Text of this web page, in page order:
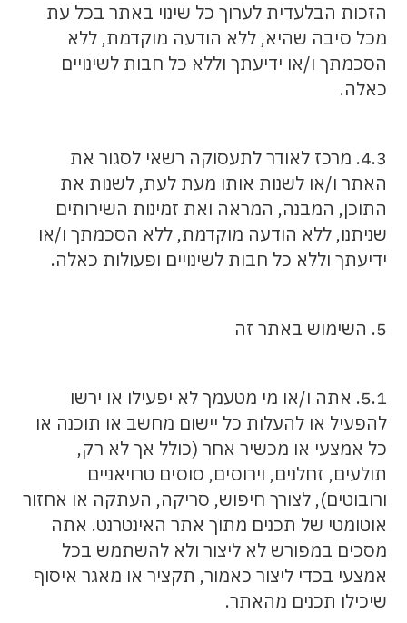
הזכות הבלעדית לערוך כל שינוי באתר בכל עת
מכל סיבה שהיא, ללא הודעה מוקדמת, ללא
הסכמתך ו/או ידיעתך וללא כל חבות לשינויים
כאלה.
4.3. מרכז לאודר לתעסוקה רשאי לסגור את
האתר ו/או לשנות אותו מעת לעת, לשנות את
התוכן, המבנה, המראה ואת זמינות השירותים
שניתנו, ללא הודעה מוקדמת, ללא הסכמתך ו/או
ידיעתך וללא כל חבות לשינויים ופעולות כאלה.
5. השימוש באתר זה
5.1. אתה ו/או מי מטעמך לא יפעילו או ירשו
להפעיל או להעלות כל יישום מחשב או תוכנה או
כל אמצעי או מכשיר אחר (כולל אך לא רק,
תולעים, זחלנים, וירוסים, סוסים טרויאניים
ורובוטים), לצורך חיפוש, סריקה, העתקה או אחזור
אוטומטי של תכנים מתוך אתר האינטרנט. אתה
מסכים במפורש לא ליצור ולא להשתמש בכל
אמצעי בכדי ליצור כאמור, תקציר או מאגר איסוף
שיכילו תכנים מהאתר.